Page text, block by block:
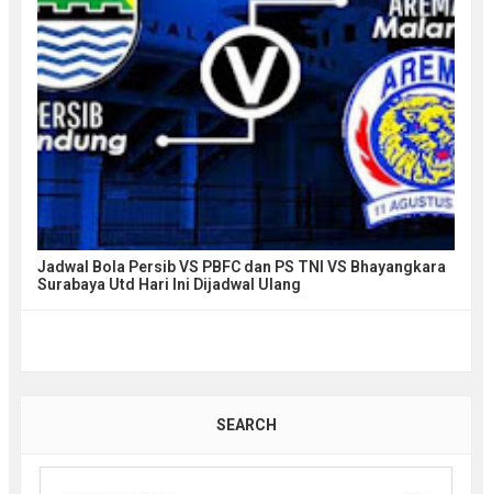
Jadwal Bola Persib VS PBFC dan PS TNI VS Bhayangkara
Surabaya Utd Hari Ini Dijadwal Ulang
SEARCH